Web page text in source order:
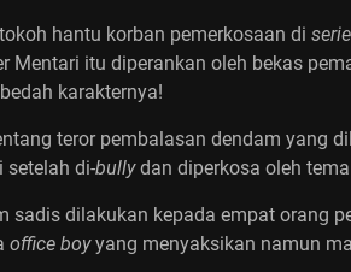
hantu korban pemerkosaan di
Mentari itu diperankan oleh bekas
karakternya!
teror pembalasan dendam yang
setelah di-bullydan diperkosa oleh
sadis dilakukan kepada empat orang
office boyyang menyaksikan namun